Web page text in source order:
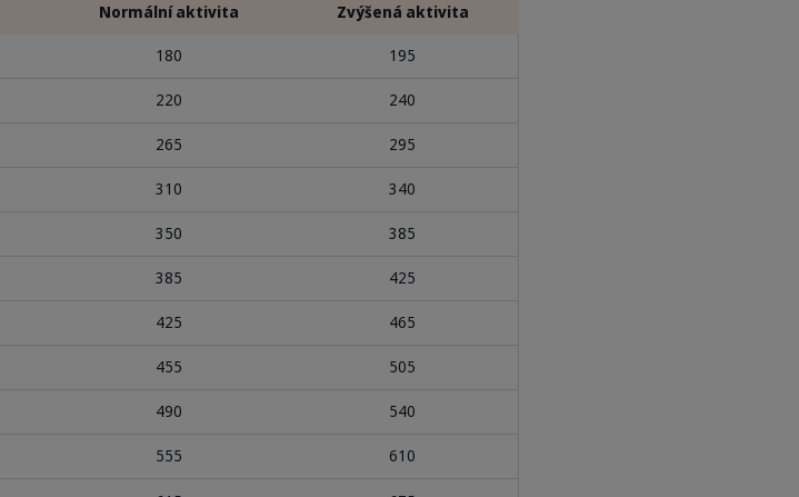
Normální aktivita Zvýšená aktivita
180 195
220 240
265 295
310 340
350 385
385 425
425 465
455 505
490 540
555 610